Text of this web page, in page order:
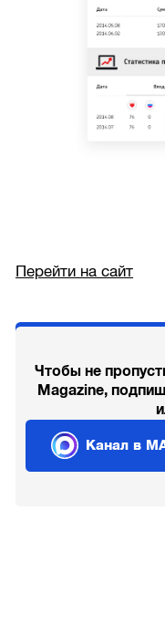
Перейти на сайт
Чтобы не
Magazine,
Канал в